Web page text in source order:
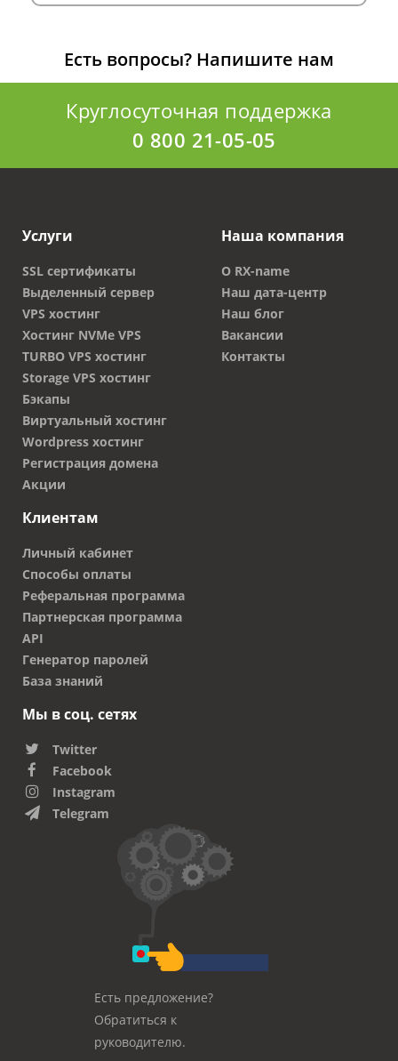
Есть вопросы? Напишите нам
Круглосуточная поддержка
0 800 21-05-05
Услуги
SSL сертификаты
Выделенный сервер
VPS хостинг
Хостинг NVMe VPS
TURBO VPS хостинг
Storage VPS хостинг
Бэкапы
Виртуальный хостинг
Wordpress хостинг
Регистрация домена
Акции
Наша компания
О RX-name
Наш дата-центр
Наш блог
Вакансии
Контакты
Клиентам
Личный кабинет
Способы оплаты
Реферальная программа
Партнерская программа
API
Генератор паролей
База знаний
Мы в соц. сетях
Twitter
Facebook
Instagram
Telegram
Есть предложение?
Обратиться к
руководителю.